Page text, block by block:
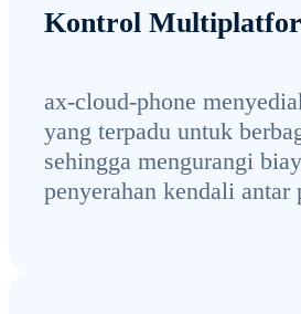
Kontrol
ax-cloud-phone
yang terpadu untuk
sehingga mengurangi
penyerahan kendali antar